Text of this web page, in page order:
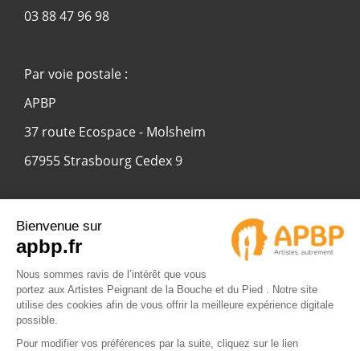
03 88 47 96 98
Par voie postale :
APBP
37 route Ecospace - Molsheim
67955 Strasbourg Cedex 9